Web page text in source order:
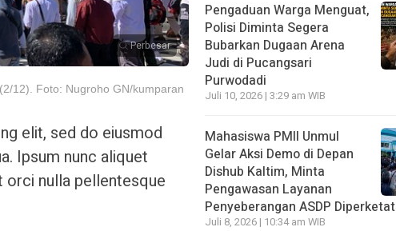
Perbesar
12). Foto: Nugroho GN/kumparan
elit, sed do eiusmod
Ipsum nunc aliquet
orci nulla pellentesque
Pengaduan Warga Menguat,
Polisi Diminta Segera
Bubarkan Dugaan Arena
Judi di Pucangsari
Purwodadi
Juli 10, 2026 | 3:29 am WIB
Mahasiswa PMII Unmul
Gelar Aksi Demo di Depan
Dishub Kaltim, Minta
Pengawasan Layanan
Penyeberangan ASDP Diperketat
Juli 8, 2026 | 10:34 am WIB